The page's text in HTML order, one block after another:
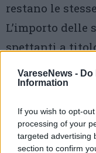
VareseNews - Do
Information
If you wish to opt-
processing of your
targeted advertising
section to confirm
restano le
L’importo delle
spettanti a
dei datori di
canali.